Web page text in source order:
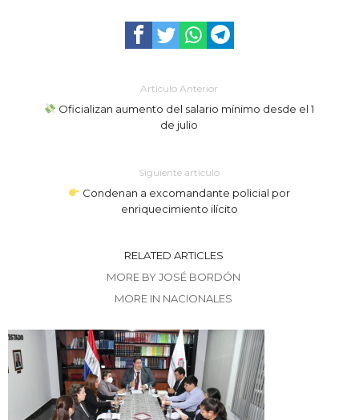
Artículo Anterior
Oficializan aumento del salario mínimo desde el 1
de julio
Siguiente artículo
Condenan a excomandante policial por
enriquecimiento ilícito
RELATED ARTICLES
MORE BY JOSÉ BORDÓN
MORE IN NACIONALES